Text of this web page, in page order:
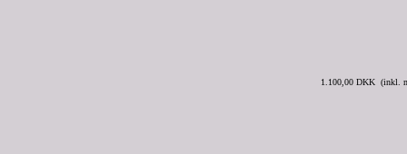
1.100,00 DKK (inkl.